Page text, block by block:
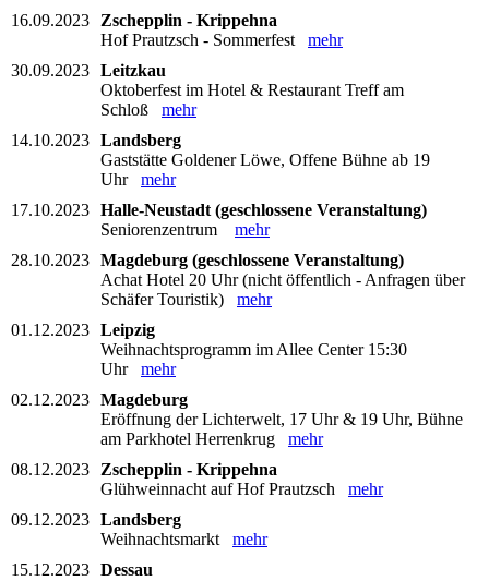
16.09.2023
Zschepplin - Krippehna
Hof Prautzsch - Sommerfest mehr
30.09.2023 Leitzkau
Oktoberfest im Hotel & Restaurant Treff am
Schloß mehr
14.10.2023 Landsberg
Gaststätte Goldener Löwe, Offene Bühne ab 19
Uhr mehr
17.10.2023 Halle-Neustadt (geschlossene Veranstaltung)
Seniorenzentrum mehr
28.10.2023 Magdeburg (geschlossene Veranstaltung)
Achat Hotel 20 Uhr (nicht öffentlich - Anfragen über
Schäfer Touristik) mehr
01.12.2023 Leipzig
Weihnachtsprogramm im Allee Center 15:30
Uhr mehr
02.12.2023 Magdeburg
Eröffnung der Lichterwelt, 17 Uhr & 19 Uhr, Bühne
am Parkhotel Herrenkrug mehr
08.12.2023
Zschepplin - Krippehna
Glühweinnacht auf Hof Prautzsch mehr
09.12.2023 Landsberg
Weihnachtsmarkt mehr
15.12.2023 Dessau